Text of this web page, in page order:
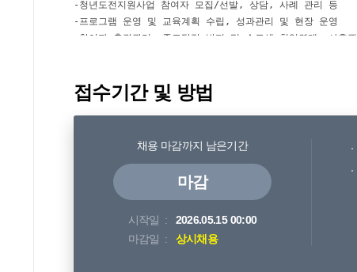
접수기간 및 방법
채용 마감까지 남은기간
마감
시작일
2026.05.15 00:00
마감일
상시채용